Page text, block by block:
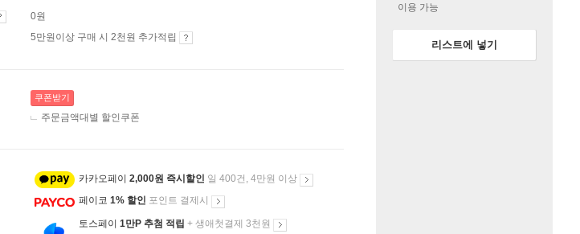
0원
5만원이상 구매 시 2천원 추가적립
쿠폰받기
주문금액대별 할인쿠폰
카카오페이 2,000원 즉시할인 일 400건, 4만원 이상
페이코 1% 할인 포인트 결제시
토스페이 1만P 추첨 적립 + 생애첫결제 3천원
이용 가능
리스트에 넣기